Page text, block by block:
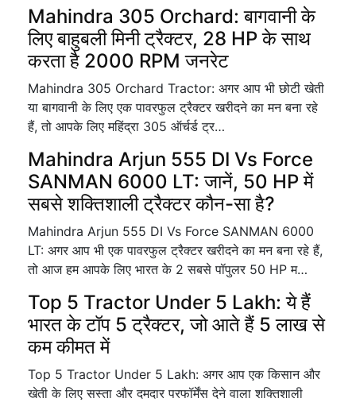
Mahindra 305 Orchard: बागवानी के
लिए बाहुबली मिनी ट्रैक्टर, 28 HP के साथ
करता है 2000 RPM जनरेट
Mahindra 305 Orchard Tractor: अगर आप भी छोटी खेती
या बागवानी के लिए एक पावरफुल ट्रैक्टर खरीदने का मन बना रहे
हैं, तो आपके लिए महिंद्रा 305 ऑर्चर्ड ट्र…
Mahindra Arjun 555 DI Vs Force
SANMAN 6000 LT: जानें, 50 HP में
सबसे शक्तिशाली ट्रैक्टर कौन-सा है?
Mahindra Arjun 555 DI Vs Force SANMAN 6000
LT: अगर आप भी एक पावरफुल ट्रैक्टर खरीदने का मन बना रहे हैं,
तो आज हम आपके लिए भारत के 2 सबसे पॉपुलर 50 HP म…
Top 5 Tractor Under 5 Lakh: ये हैं
भारत के टॉप 5 ट्रैक्टर, जो आते हैं 5 लाख से
कम कीमत में
Top 5 Tractor Under 5 Lakh: अगर आप एक किसान और
खेती के लिए सस्ता और दमदार परफॉर्मेंस देने वाला शक्तिशाली